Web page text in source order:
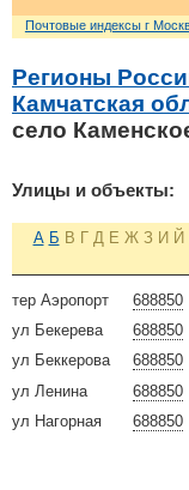
Почтовые индексы г
Регионы
Камчатская
село
Улицы и объекты:
А Б В Г Д Е Ж З И Й
688850
тер Аэропорт
688850
ул Бекерева
688850
ул Беккерова
688850
ул Ленина
688850
ул Нагорная